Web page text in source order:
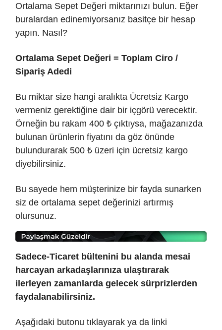
Ortalama Sepet Değeri miktarınızı bulun. Eğer
buralardan edinemiyorsanız basitçe bir hesap
yapın. Nasıl?
Ortalama Sepet Değeri = Toplam Ciro /
Sipariş Adedi
Bu miktar size hangi aralıkta Ücretsiz Kargo
vermeniz gerektiğine dair bir içgörü verecektir.
Örneğin bu rakam 400 ₺ çıktıysa, mağazanızda
bulunan ürünlerin fiyatını da göz önünde
bulundurarak 500 ₺ üzeri için ücretsiz kargo
diyebilirsiniz.
Bu sayede hem müşterinize bir fayda sunarken
siz de ortalama sepet değerinizi artırmış
olursunuz.
Sadece-Ticaret bültenini bu alanda mesai
harcayan arkadaşlarınıza ulaştırarak
ilerleyen zamanlarda gelecek sürprizlerden
faydalanabilirsiniz.
Aşağıdaki butonu tıklayarak ya da linki